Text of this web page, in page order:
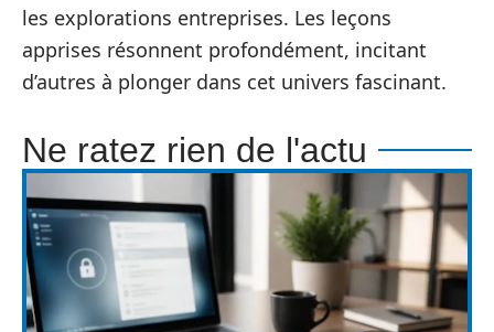
les explorations entreprises. Les leçons
apprises résonnent profondément, incitant
d’autres à plonger dans cet univers fascinant.
Ne ratez rien de l'actu